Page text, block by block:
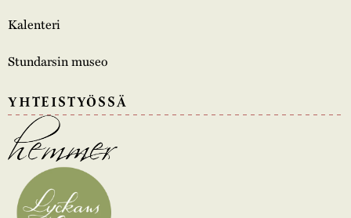
Kalenteri
Stundarsin museo
YHTEISTYÖSSÄ